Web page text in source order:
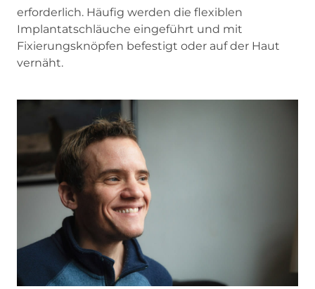
erforderlich. Häufig werden die flexiblen
Implantatschläuche eingeführt und mit
Fixierungsknöpfen befestigt oder auf der Haut
vernäht.